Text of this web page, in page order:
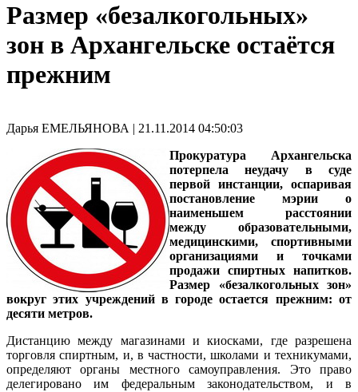
Размер «безалкогольных»
зон в Архангельске остаётся
прежним
Дарья ЕМЕЛЬЯНОВА | 21.11.2014 04:50:03
Прокуратура Архангельска
потерпела неудачу в суде
первой инстанции, оспаривая
постановление мэрии о
наименьшем расстоянии
между образовательными,
медицинскими, спортивными
организациями и точками
продажи спиртных напитков.
Размер «безалкогольных зон»
вокруг этих учреждений в городе остается прежним: от
десяти метров.
Дистанцию между магазинами и киосками, где разрешена
торговля спиртным, и, в частности, школами и техникумами,
определяют органы местного самоуправления. Это право
делегировано им федеральным законодательством, и в